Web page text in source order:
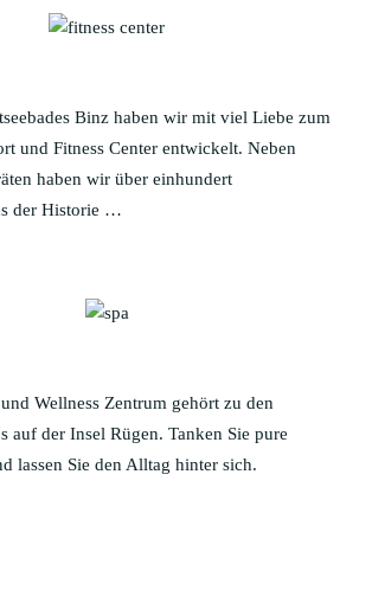
Binz haben wir mit viel Liebe zum
und Fitness Center entwickelt. Neben
haben wir über einhundert
der Historie …
Wellness Zentrum gehört zu den
auf der Insel Rügen. Tanken Sie pure
lassen Sie den Alltag hinter sich.